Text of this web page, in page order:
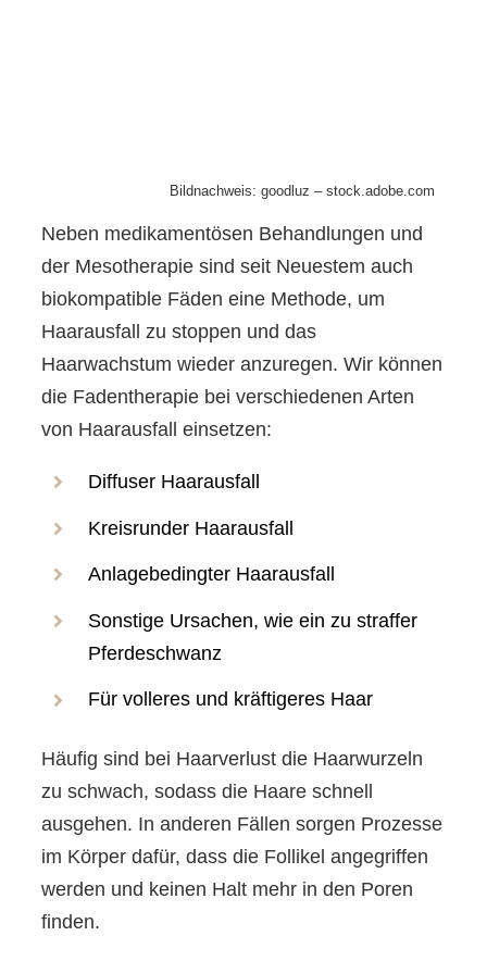
Bildnachweis: goodluz – stock.adobe.com
Neben medikamentösen Behandlungen und
der Mesotherapie sind seit Neuestem auch
biokompatible Fäden eine Methode, um
Haarausfall zu stoppen und das
Haarwachstum wieder anzuregen. Wir können
die Fadentherapie bei verschiedenen Arten
von Haarausfall einsetzen:
Diffuser Haarausfall
Kreisrunder Haarausfall
Anlagebedingter Haarausfall
Sonstige Ursachen, wie ein zu straffer
Pferdeschwanz
Für volleres und kräftigeres Haar
Häufig sind bei Haarverlust die Haarwurzeln
zu schwach, sodass die Haare schnell
ausgehen. In anderen Fällen sorgen Prozesse
im Körper dafür, dass die Follikel angegriffen
werden und keinen Halt mehr in den Poren
finden.